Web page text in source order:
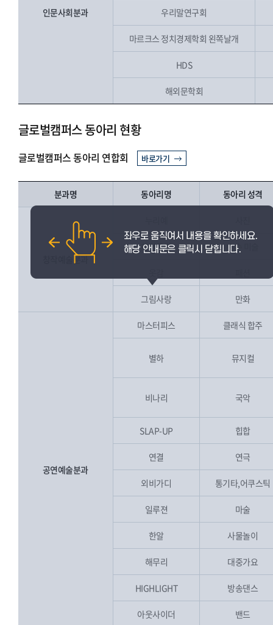
인문사회분과 우리말연구회
마르크스 정치경제학회 왼쪽날개
HDS
해외문학회
글로벌캠퍼스 동아리 현황
글로벌캠퍼스 동아리 연합회 바로가기
분과명 동아리명 동아리 성격
창작예술분과
하얀공간 순수 미술
그림사랑 만화
공연예술분과
마스터피스 클래식 합주
별하 뮤지컬
비나리 국악
SLAP-UP 힙합
연결 연극
외비가디 통기타,어쿠스틱
일루젼 마술
한알 사물놀이
해무리 대중가요
HIGHLIGHT 방송댄스
아웃사이더 밴드